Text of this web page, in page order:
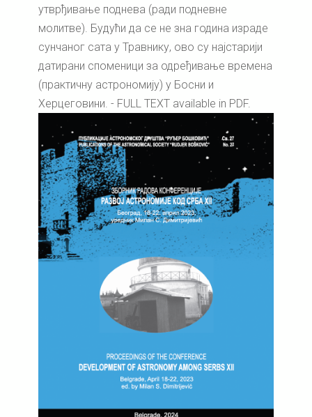
утврђивање поднева (ради подневне
молитве). Будући да се не зна година израде
сунчаног сата у Травнику, ово су најстарији
датирани споменици за одређивање времена
(практичну астрономију) у Босни и
Херцеговини. - FULL TEXT available in PDF.